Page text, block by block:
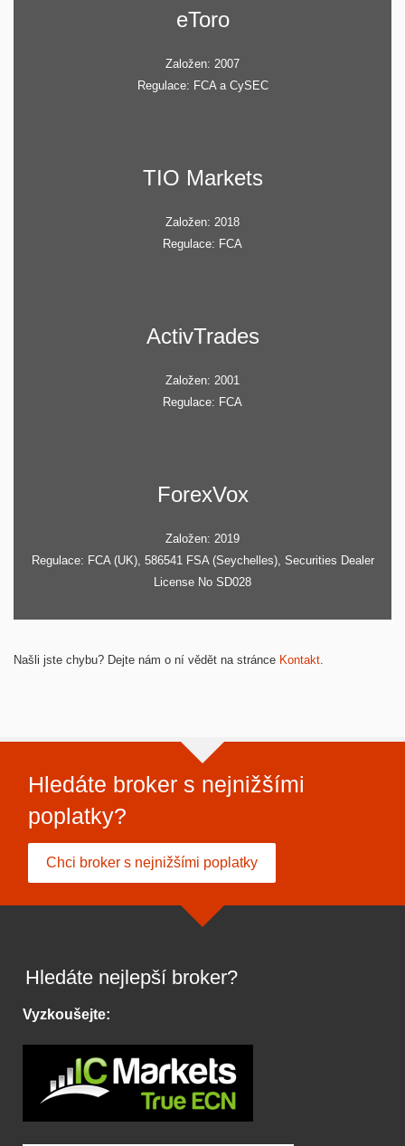
eToro
Založen: 2007
Regulace: FCA a CySEC
TIO Markets
Založen: 2018
Regulace: FCA
ActivTrades
Založen: 2001
Regulace: FCA
ForexVox
Založen: 2019
Regulace: FCA (UK), 586541 FSA (Seychelles), Securities Dealer
License No SD028
Našli jste chybu? Dejte nám o ní vědět na stránce Kontakt
Hledáte broker s nejnižšími
poplatky?
Chci broker s nejnižšími poplatky
Hledáte nejlepší broker?
Vyzkoušejte: